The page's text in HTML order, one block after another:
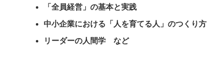
「全員経営」の基本と実践
中小企業における「人を育てる人」のつくり方
リーダーの人間学 など